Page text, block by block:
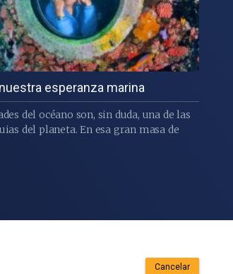
esperanza marina
del océano son, sin duda, una de las
del planeta. En esa gran masa de
Cancelar